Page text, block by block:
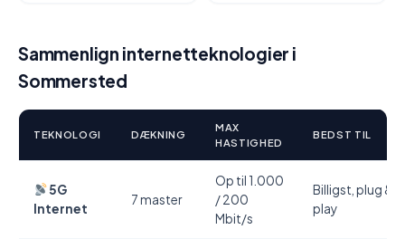
Sammenlign internetteknologier i
Sommersted
TEKNOLOGI DÆKNING
MAX
HASTIGHED
BEDST TIL
5G
Internet
7 master
Op til 1.000
/ 200
Mbit/s
Billigst, plug &
play